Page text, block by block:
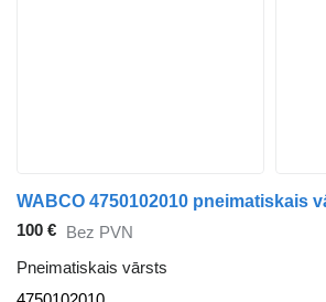
100 € Bez PVN
Pneimatiskais vārsts